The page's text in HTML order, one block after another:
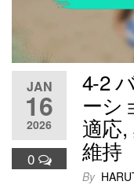
JAN
16
2026
0
4-2
ーシ
適応
維持
By